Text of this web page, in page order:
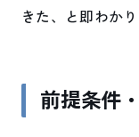
きた、と即わかり
前提条件